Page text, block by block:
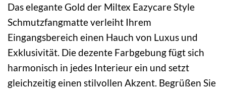
Das elegante Gold der Miltex Eazycare Style
Schmutzfangmatte verleiht Ihrem
Eingangsbereich einen Hauch von Luxus und
Exklusivität. Die dezente Farbgebung fügt sich
harmonisch in jedes Interieur ein und setzt
gleichzeitig einen stilvollen Akzent. Begrüßen Sie